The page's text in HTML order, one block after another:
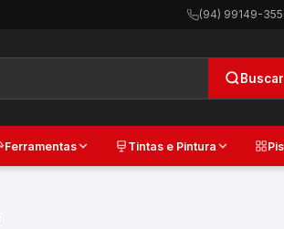
(94) 99149-
Buscar
Ferramentas Tintas e Pintura